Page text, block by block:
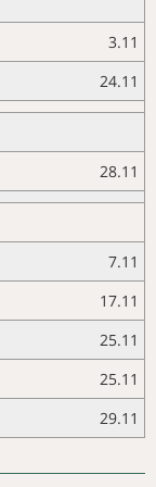
3.11
24.11
28.11
7.11
17.11
25.11
25.11
29.11